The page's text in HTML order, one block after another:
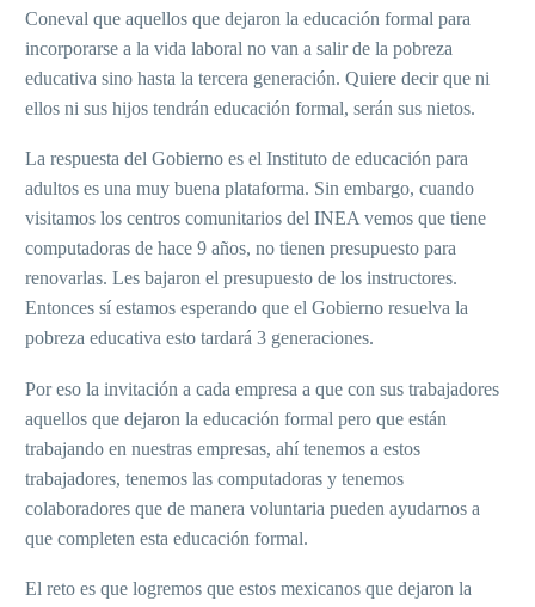
Coneval que aquellos que dejaron la educación formal para
incorporarse a la vida laboral no van a salir de la pobreza
educativa sino hasta la tercera generación. Quiere decir que ni
ellos ni sus hijos tendrán educación formal, serán sus nietos.
La respuesta del Gobierno es el Instituto de educación para
adultos es una muy buena plataforma. Sin embargo, cuando
visitamos los centros comunitarios del INEA vemos que tiene
computadoras de hace 9 años, no tienen presupuesto para
renovarlas. Les bajaron el presupuesto de los instructores.
Entonces sí estamos esperando que el Gobierno resuelva la
pobreza educativa esto tardará 3 generaciones.
Por eso la invitación a cada empresa a que con sus trabajadores
aquellos que dejaron la educación formal pero que están
trabajando en nuestras empresas, ahí tenemos a estos
trabajadores, tenemos las computadoras y tenemos
colaboradores que de manera voluntaria pueden ayudarnos a
que completen esta educación formal.
El reto es que logremos que estos mexicanos que dejaron la